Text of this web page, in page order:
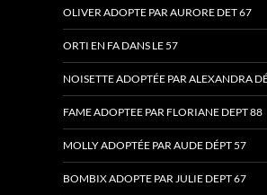
OLIVER ADOPTE PAR AURORE DET 67
ORTI EN FA DANS LE 57
NOISETTE ADOPTÉE PAR ALEXANDRA
FAME ADOPTEE PAR FLORIANE DEPT 88
MOLLY ADOPTÉE PAR AUDE DÉPT 57
BOMBIX ADOPTE PAR JULIE DEPT 67